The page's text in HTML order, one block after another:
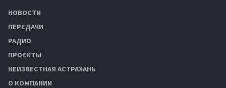
НОВОСТИ
ПЕРЕДАЧИ
РАДИО
ПРОЕКТЫ
НЕИЗВЕСТНАЯ АСТРАХАНЬ
О КОМПАНИИ